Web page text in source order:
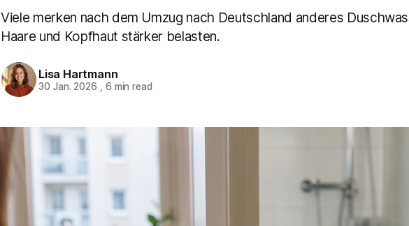
Viele merken nach dem Umzug nach Deutschland anderes
Haare und Kopfhaut stärker belasten.
Lisa Hartmann
30 Jan. 2026 6 min read